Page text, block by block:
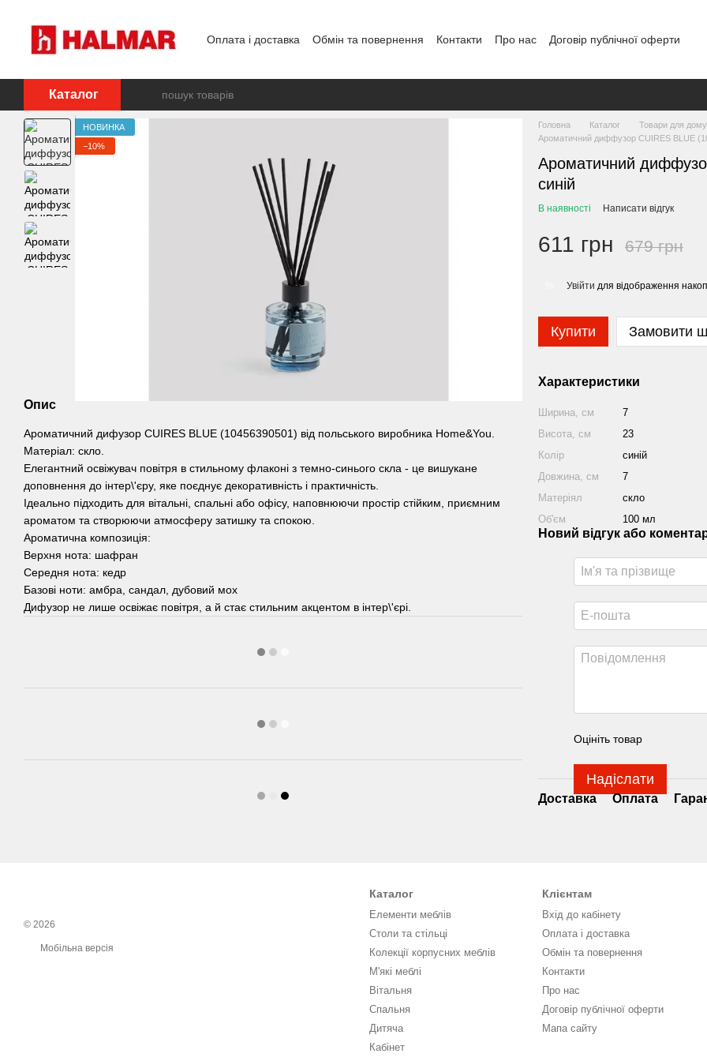
Оплата і доставка Обмін та повернення Контакти Про нас Договір публічної оферти
Каталог
НОВИНКА
−10%
Опис
Ароматичний дифузор CUIRES BLUE (10456390501) від польського виробника Home&You.
Матеріал: скло.
Елегантний освіжувач повітря в стильному флаконі з темно-синього скла - це вишукане
доповнення до інтер\'єру, яке поєднує декоративність і практичність.
Ідеально підходить для вітальні, спальні або офісу, наповнюючи простір стійким, приємним
ароматом та створюючи атмосферу затишку та спокою.
Ароматична композиція:
Верхня нота: шафран
Середня нота: кедр
Базові ноти: амбра, сандал, дубовий мох
Дифузор не лише освіжає повітря, а й стає стильним акцентом в інтер\'єрі.
Головна Каталог Товари для дому
Ароматичний диффузор CUIRES BLUE
Ароматичний
синій
В наявності Написати відгук
611 грн 679 грн
Увійти для відображення
Купити Замовити
Характеристики
Ширина, см
7
Висота, см
23
Колір
синій
Довжина, см
7
Матеріял
скло
Об'єм
100 мл
Новий відгук або
Оцініть товар
Надіслати
Доставка Оплата
© 2026
Мобільна версія
Каталог
Елементи меблів
Столи та стільці
Колекції корпусних меблів
М'які меблі
Вітальня
Спальня
Дитяча
Кабінет
Клієнтам
Вхід до кабінету
Оплата і доставка
Обмін та повернення
Контакти
Про нас
Договір публічної оферти
Мапа сайту